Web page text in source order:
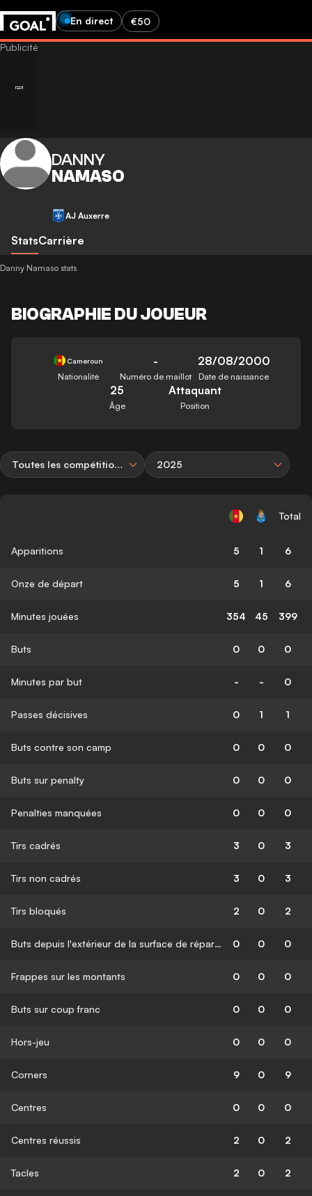
En direct €50
DANNY
NAMASO
AJ Auxerre
StatsCarrière
Danny Namaso stats
BIOGRAPHIE DU JOUEUR
Cameroun
Nationalité
-
Numéro de maillot
28/08/2000
Date de naissance
25
Âge
Attaquant
Position
Toutes les compétitions 2025
Total
Apparitions 5 1 6
Onze de départ 5 1 6
Minutes jouées 354 45 399
Buts 0 0 0
Minutes par but - - 0
Passes décisives 0 1 1
Buts contre son camp 0 0 0
Buts sur penalty 0 0 0
Penalties manquées 0 0 0
Tirs cadrés 3 0 3
Tirs non cadrés 3 0 3
Tirs bloqués 2 0 2
Buts depuis l'extérieur de la surface de réparation 0 0 0
Frappes sur les montants 0 0 0
Buts sur coup franc 0 0 0
Hors-jeu 0 0 0
Corners 9 0 9
Centres 0 0 0
Centres réussis 2 0 2
Tacles 2 0 2